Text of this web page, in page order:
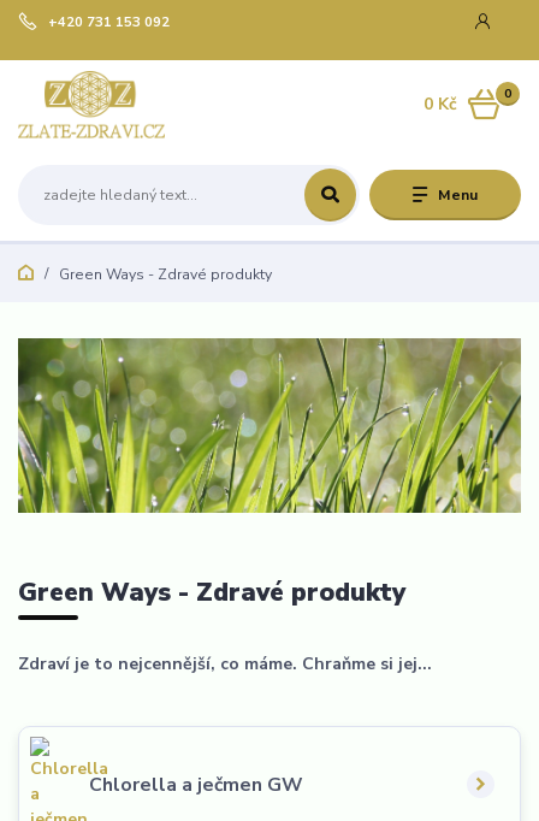
Menu
+420 731 153 092
0
0 Kč
Green Ways - Zdravé produkty
Green Ways - Zdravé produkty
Zdraví je to nejcennější, co máme. Chraňme si jej...
Chlorella a ječmen GW